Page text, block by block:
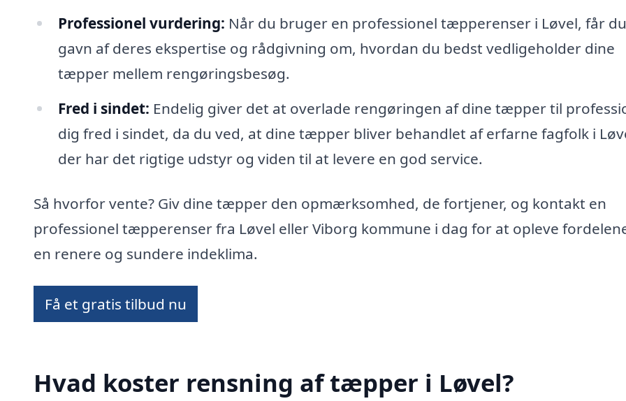
Professionel vurdering: Når du bruger en professionel tæpperenser i Løvel, får
gavn af deres ekspertise og rådgivning om, hvordan du bedst vedligeholder dine
tæpper mellem rengøringsbesøg.
Fred i sindet: Endelig giver det at overlade rengøringen af dine tæpper til
dig fred i sindet, da du ved, at dine tæpper bliver behandlet af erfarne fagfolk i
der har det rigtige udstyr og viden til at levere en god service.
Så hvorfor vente? Giv dine tæpper den opmærksomhed, de fortjener, og kontakt en
professionel tæpperenser fra Løvel eller Viborg kommune i dag for at opleve
en renere og sundere indeklima.
Få et gratis tilbud nu
Hvad koster rensning af tæpper i Løvel?